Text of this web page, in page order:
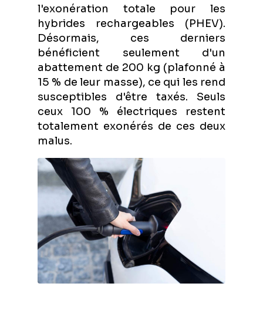
l'exonération totale pour les
hybrides rechargeables (PHEV).
Désormais, ces derniers
bénéficient seulement d'un
abattement de 200 kg (plafonné à
15 % de leur masse), ce qui les rend
susceptibles d'être taxés. Seuls
ceux 100 % électriques restent
totalement exonérés de ces deux
malus.